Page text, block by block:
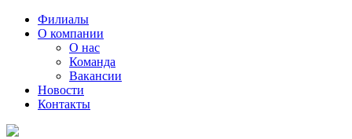
Филиалы
О компании
О нас
Команда
Вакансии
Новости
Контакты